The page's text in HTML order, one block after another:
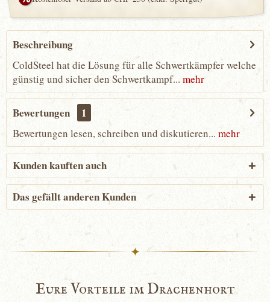
Beschreibung
ColdSteel hat die Lösung für alle Schwertkämpfer welche
günstig und sicher den Schwertkampf...mehr
Bewertungen 1
Bewertungen lesen, schreiben und diskutieren... mehr
Kunden kauften auch
Das gefällt anderen Kunden
✦
Eure Vorteile im Drachenhort